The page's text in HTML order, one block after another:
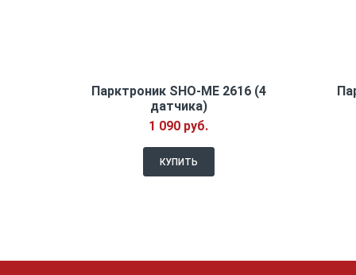
Парктроник SHO-ME 2616 (4
датчика)
1 090 руб.
КУПИТЬ